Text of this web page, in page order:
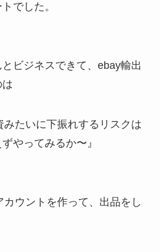
でした。
ビジネスできて、ebay輸出
みたいに下振れするリスクは
やってみるか〜』
カウントを作って、出品をし